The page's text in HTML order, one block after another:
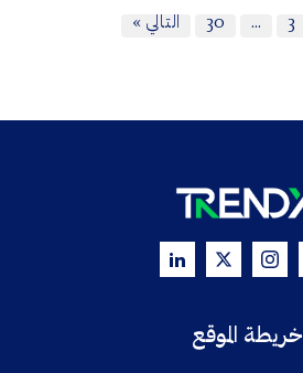
3
…
30 التالي »
خريطة الموقع